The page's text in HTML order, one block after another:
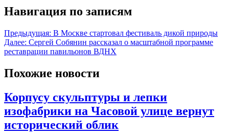
Навигация по записям
Предыдущая: В Москве стартовал фестиваль дикой природы
Далее: Сергей Собянин рассказал о масштабной программе
реставрации павильонов ВДНХ
Похожие новости
Корпусу скульптуры и лепки
изофабрики на Часовой улице вернут
исторический облик